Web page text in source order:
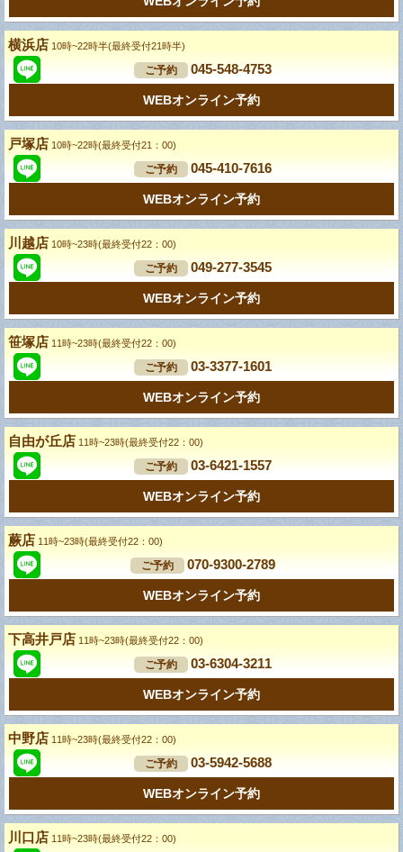
横浜店 10時~22時半(最終受付21時半)
ご予約 045-548-4753
WEBオンライン予約
戸塚店 10時~22時(最終受付21：00)
ご予約 045-410-7616
WEBオンライン予約
川越店 10時~23時(最終受付22：00)
ご予約 049-277-3545
WEBオンライン予約
笹塚店 11時~23時(最終受付22：00)
ご予約 03-3377-1601
WEBオンライン予約
自由が丘店 11時~23時(最終受付22：00)
ご予約 03-6421-1557
WEBオンライン予約
蕨店 11時~23時(最終受付22：00)
ご予約 070-9300-2789
WEBオンライン予約
下高井戸店 11時~23時(最終受付22：00)
ご予約 03-6304-3211
WEBオンライン予約
中野店 11時~23時(最終受付22：00)
ご予約 03-5942-5688
WEBオンライン予約
川口店 11時~23時(最終受付22：00)